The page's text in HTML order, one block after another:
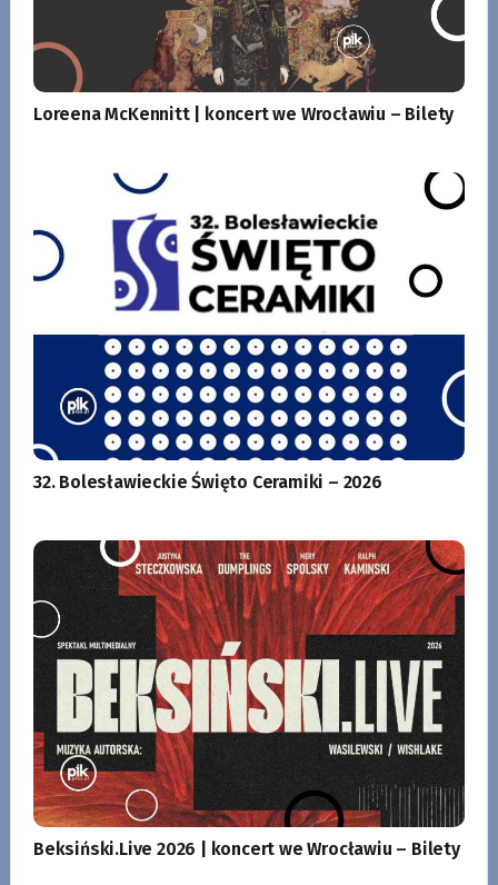
Loreena McKennitt | koncert we Wrocławiu – Bilety
32. Bolesławieckie Święto Ceramiki – 2026
Beksiński.Live 2026 | koncert we Wrocławiu – Bilety